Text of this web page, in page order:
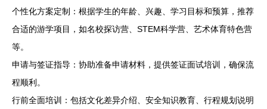
个性化方案定制：根据学生的年龄、兴趣、学习目标和预算，推荐
合适的游学项目，如名校探访营、STEM科学营、艺术体育特色营
等。
申请与签证指导：协助准备申请材料，提供签证面试培训，确保流
程顺利。
行前全面培训：包括文化差异介绍、安全知识教育、行程规划说明